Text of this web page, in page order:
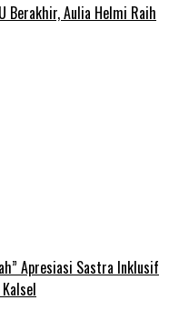
Berakhir, Aulia Helmi Raih
Apresiasi Sastra Inklusif